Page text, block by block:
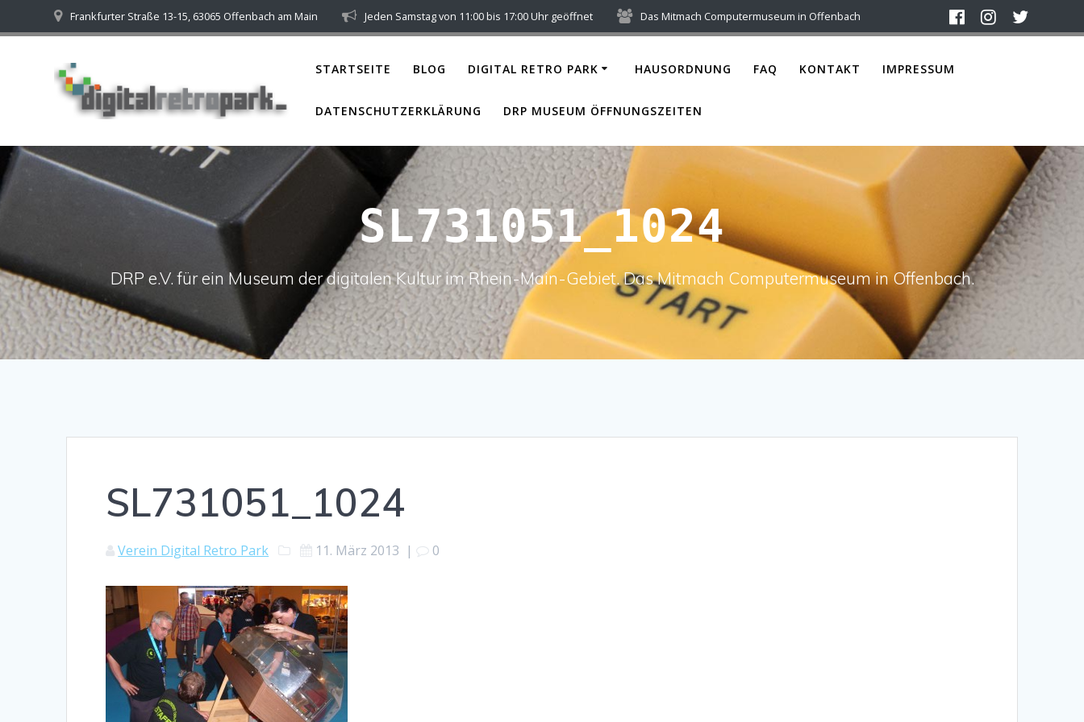
to
Frankfurter Straße 13-15, 63065 Offenbach am Main Jeden Samstag von 11:00 bis 17:00 Uhr geöffnet Das Mitmach Computermuseum in Offenbach
STARTSEITE BLOG DIGITAL RETRO PARK HAUSORDNUNG FAQ KONTAKT IMPRESSUM
DATENSCHUTZERKLÄRUNG DRP MUSEUM ÖFFNUNGSZEITEN
SL731051_1024
DRP e.V. für ein Museum der digitalen Kultur im Rhein-Main-Gebiet. Das Mitmach Computermuseum in Offenbach.
SL731051_1024
Verein Digital Retro Park 11. März 2013 | 0